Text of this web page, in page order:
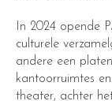
In 2024 opende
culturele
andere een
kantoorruimtes
theater, achter